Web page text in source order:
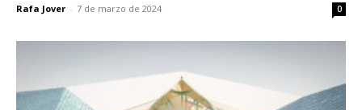
Rafa Jover - 7 de marzo de 2024 0